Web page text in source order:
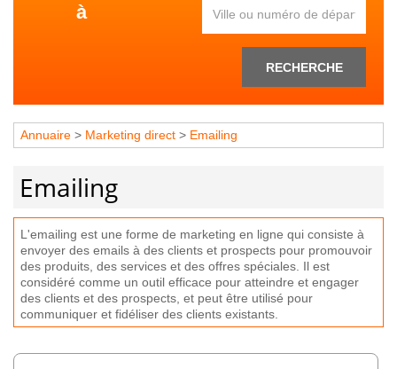
à
RECHERCHE
Annuaire > Marketing direct > Emailing
Emailing
L 'emailing est une forme de marketing en ligne qui consiste à
envoyer des emails à des clients et prospects pour promouvoir
des produits des services et des offres spéciales Il est
considéré comme un outil efficace pour atteindre et engager
des clients et des prospects et peut être utilisé pour
communiquer et fidéliser des clients existants